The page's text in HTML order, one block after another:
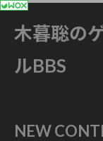
木暮聡の
ルBBS
NEW